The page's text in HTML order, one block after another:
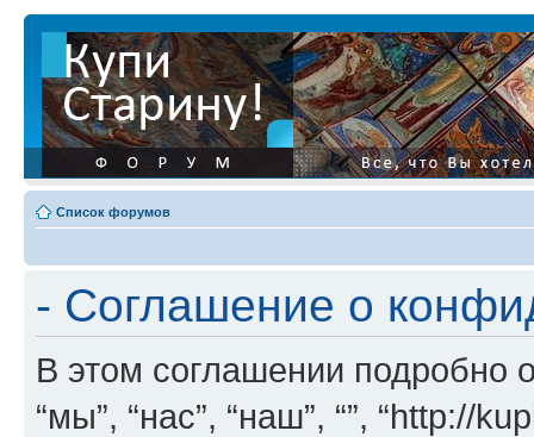
Список форумов
- Соглашение о
В этом соглашении подробно
“мы”, “нас”, “наш”, “”, “http://